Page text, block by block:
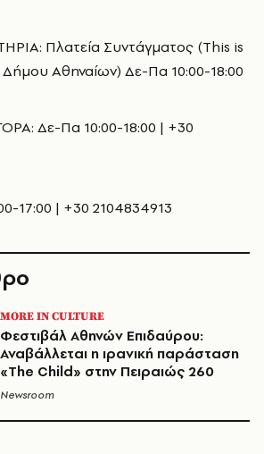
Πλατεία Συντάγματος (This is
Αθηναίων) Δε-Πα 10:00-18:00
Δε-Πα 10:00-18:00 | +30
17:00 | +30 2104834913
MORE IN CULTURE
Φεστιβάλ Αθηνών Επιδαύρου:
Αναβάλλεται η ιρανική παράσταση
«The Child» στην Πειραιώς 260
Newsroom